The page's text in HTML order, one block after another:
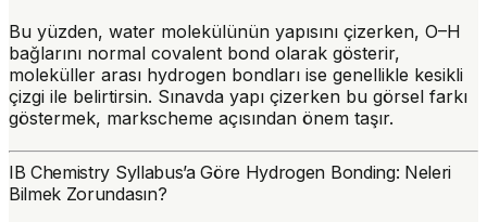
Bu yüzden, water molekülünün yapısını çizerken, O–H
bağlarını normal covalent bond olarak gösterir,
moleküller arası hydrogen bondları ise genellikle kesikli
çizgi ile belirtirsin. Sınavda yapı çizerken bu görsel farkı
göstermek, markscheme açısından önem taşır.
IB Chemistry Syllabus’a Göre Hydrogen Bonding: Neleri
Bilmek Zorundasın?